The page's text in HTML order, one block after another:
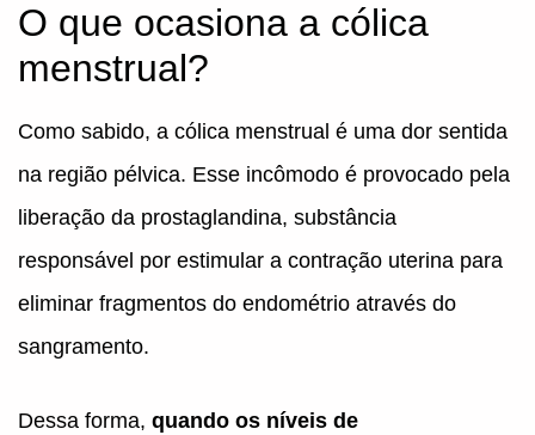
O que ocasiona a cólica
menstrual?
Como sabido, a cólica menstrual é uma dor sentida
na região pélvica. Esse incômodo é provocado pela
liberação da prostaglandina, substância
responsável por estimular a contração uterina para
eliminar fragmentos do endométrio através do
sangramento.
Dessa forma, quando os níveis de